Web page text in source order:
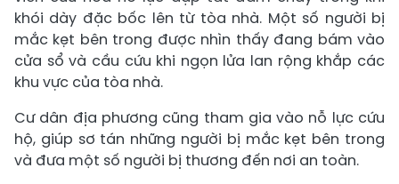
khói dày đặc bốc lên từ tòa nhà. Một số người bị
mắc kẹt bên trong được nhìn thấy đang bám vào
cửa sổ và cầu cứu khi ngọn lửa lan rộng khắp các
khu vực của tòa nhà.
Cư dân địa phương cũng tham gia vào nỗ lực cứu
hộ, giúp sơ tán những người bị mắc kẹt bên trong
và đưa một số người bị thương đến nơi an toàn.